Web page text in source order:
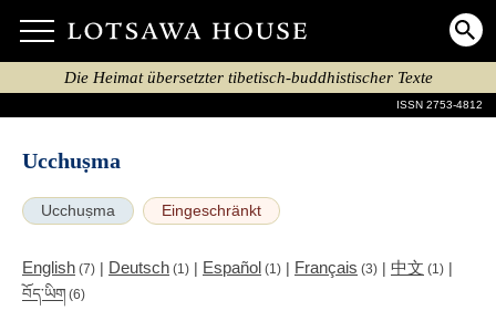
Die Heimat übersetzter tibetisch-buddhistischer Texte
ISSN 2753-4812
Ucchuṣma
Ucchuṣma Eingeschränkt
English (7) | Deutsch (1) | Español (1) | Français (3) | 中文 (1) |
བོད་ཡིག (6)